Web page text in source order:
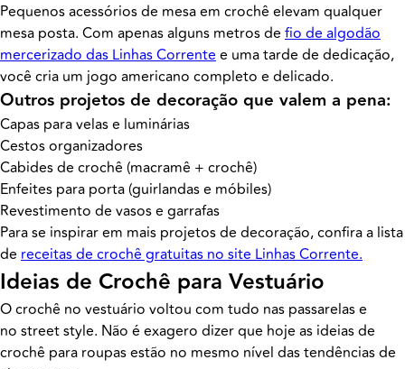
Pequenos acessórios de mesa em crochê elevam qualquer
mesa posta. Com apenas alguns metros de fio de algodão
mercerizado das Linhas Correntee uma tarde de dedicação,
você cria um jogo americano completo e delicado.
Outros projetos de decoração que valem a pena:
Capas para velas e luminárias
Cestos organizadores
Cabides de crochê (macramê + crochê)
Enfeites para porta (guirlandas e móbiles)
Revestimento de vasos e garrafas
Para se inspirar em mais projetos de decoração, confira a lista
de receitas de crochê gratuitas no site Linhas Corrente.
Ideias de Crochê para Vestuário
O crochê no vestuário voltou com tudo nas passarelas e
no street style. Não é exagero dizer que hoje as ideias de
crochê para roupas estão no mesmo nível das tendências de